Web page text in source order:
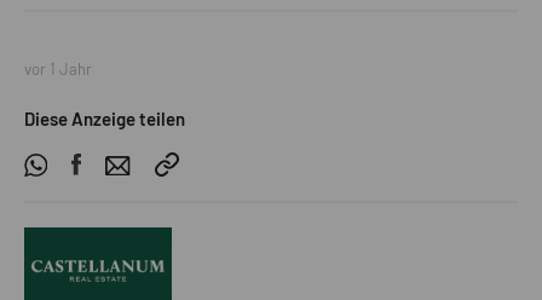
vor 1 Jahr
Diese Anzeige teilen